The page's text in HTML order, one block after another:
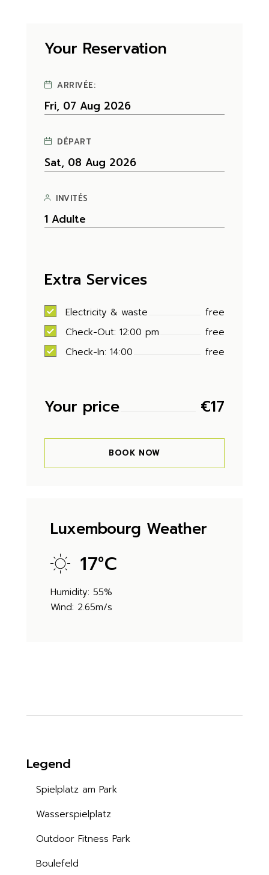
Your Reservation
ARRIVÉE:
DÉPART
INVITÉS
Extra Services
Electricity & waste
free
Check-Out: 12:00 pm
free
Check-In: 14:00
free
Your price €17
BOOK NOW
Luxembourg Weather
17°C
Humidity: 55%
Wind: 2.65m/s
Legend
Spielplatz am Park
Wasserspielplatz
Outdoor Fitness Park
Boulefeld